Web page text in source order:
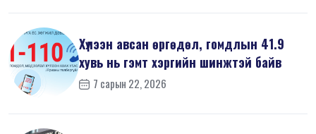
Хүлээн авсан өргөдөл, гомдлын 41.9
хувь нь гэмт хэргийн шинжтэй байв
7 сарын 22, 2026